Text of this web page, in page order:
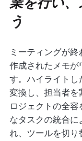
う
ミーティングが終
作成されたメモが
す。ハイライトし
変換し、担当者を
ロジェクトの全
なタスクの統合に
れ、ツールを切り